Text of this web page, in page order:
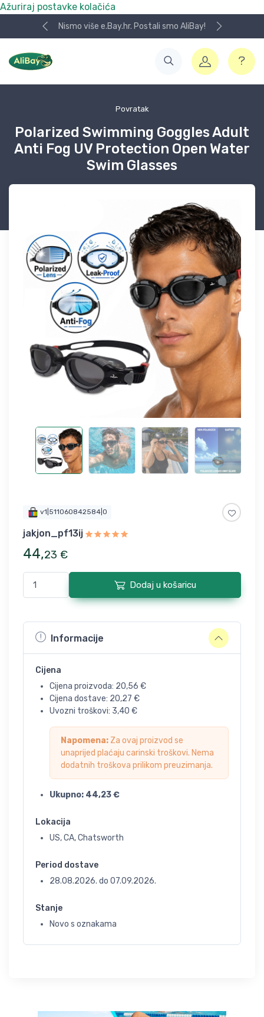
Ažuriraj postavke kolačića
Nismo više e.Bay.hr. Postali smo AliBay!
Povratak
Polarized Swimming Goggles Adult
Anti Fog UV Protection Open Water
Swim Glasses
v1|511060842584|0
jakjon_pf13ij
44,23 €
Dodaj u košaricu
Informacije
Cijena
Cijena proizvoda: 20,56 €
Cijena dostave: 20,27 €
Uvozni troškovi: 3,40 €
Napomena: Za ovaj proizvod se
unaprijed plaćaju carinski troškovi. Nema
dodatnih troškova prilikom preuzimanja.
Ukupno: 44,23€
Lokacija
US, CA, Chatsworth
Period dostave
28.08.2026. do 07.09.2026.
Stanje
Novo s oznakama